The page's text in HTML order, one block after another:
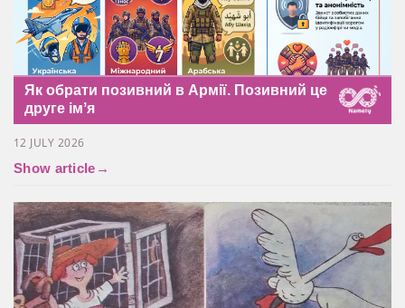
Як обрати позивний в Армії. Позивний це
друге імʼя
12 JULY 2026
Show article →